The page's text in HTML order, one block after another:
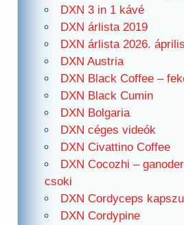
DXN 3 in 1 kávé
DXN árlista 2019
DXN árlista 2026.
DXN Austria
DXN Black Coffee –
DXN Black Cumin
DXN Bolgaria
DXN céges videók
DXN Civattino Coffee
DXN Cocozhi –
csoki
DXN Cordyceps
DXN Cordypine